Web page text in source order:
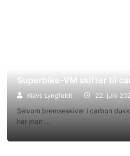
Superbike-VM skifter til
Klavs Lyngfeldt 22. juni
Selvom bremseskiver i carbon
har man